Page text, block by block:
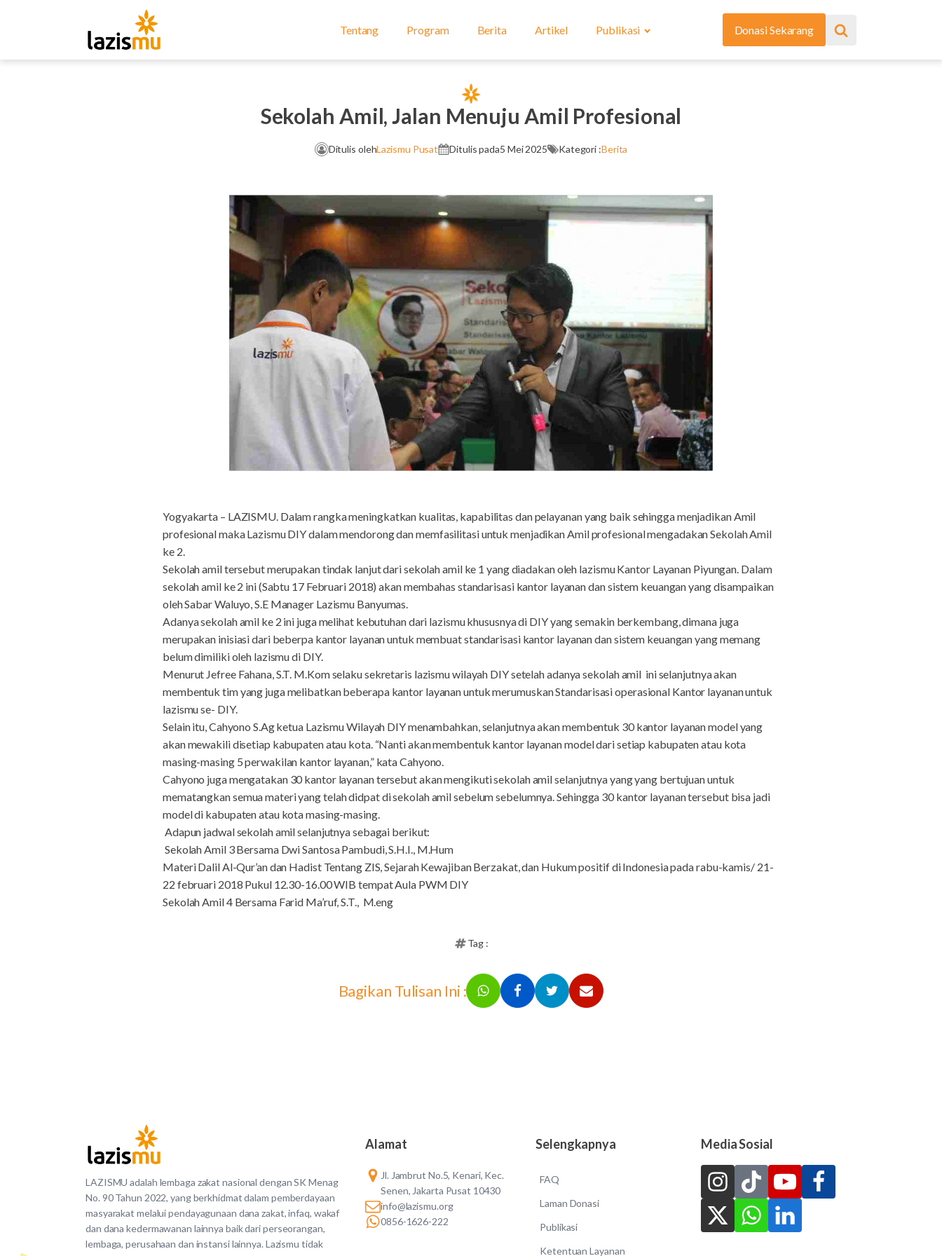
Tentang Program Berita Artikel Publikasi Donasi Sekarang
Sekolah Amil, Jalan Menuju Amil Profesional
Ditulis olehLazismu Pusat Ditulis pada5 Mei 2025 Kategori :Berita
Yogyakarta – LAZISMU. Dalam rangka meningkatkan kualitas, kapabilitas dan pelayanan yang baik sehingga menjadikan Amil
profesional maka Lazismu DIY dalam mendorong dan memfasilitasi untuk menjadikan Amil profesional mengadakan Sekolah Amil
ke 2.
Sekolah amil tersebut merupakan tindak lanjut dari sekolah amil ke 1 yang diadakan oleh lazismu Kantor Layanan Piyungan. Dalam
sekolah amil ke 2 ini (Sabtu 17 Februari 2018) akan membahas standarisasi kantor layanan dan sistem keuangan yang disampaikan
oleh Sabar Waluyo, S.E Manager Lazismu Banyumas.
Adanya sekolah amil ke 2 ini juga melihat kebutuhan dari lazismu khususnya di DIY yang semakin berkembang, dimana juga
merupakan inisiasi dari beberpa kantor layanan untuk membuat standarisasi kantor layanan dan sistem keuangan yang memang
belum dimiliki oleh lazismu di DIY.
Menurut Jefree Fahana, S.T. M.Kom selaku sekretaris lazismu wilayah DIY setelah adanya sekolah amil ini selanjutnya akan
membentuk tim yang juga melibatkan beberapa kantor layanan untuk merumuskan Standarisasi operasional Kantor layanan untuk
lazismu se- DIY.
Selain itu, Cahyono S.Ag ketua Lazismu Wilayah DIY menambahkan, selanjutnya akan membentuk 30 kantor layanan model yang
akan mewakili disetiap kabupaten atau kota. “Nanti akan membentuk kantor layanan model dari setiap kabupaten atau kota
masing-masing 5 perwakilan kantor layanan,” kata Cahyono.
Cahyono juga mengatakan 30 kantor layanan tersebut akan mengikuti sekolah amil selanjutnya yang yang bertujuan untuk
mematangkan semua materi yang telah didpat di sekolah amil sebelum sebelumnya. Sehingga 30 kantor layanan tersebut bisa jadi
model di kabupaten atau kota masing-masing.
Adapun jadwal sekolah amil selanjutnya sebagai berikut:
Sekolah Amil 3 Bersama Dwi Santosa Pambudi, S.H.I., M.Hum
Materi Dalil Al-Qur’an dan Hadist Tentang ZIS, Sejarah Kewajiban Berzakat, dan Hukum positif di Indonesia pada rabu-kamis/ 21-
22 februari 2018 Pukul 12.30-16.00 WIB tempat Aula PWM DIY
Sekolah Amil 4 Bersama Farid Ma’ruf, S.T., M.eng
Tag :
Bagikan Tulisan Ini :
LAZISMU adalah lembaga zakat nasional dengan SK Menag
No. 90 Tahun 2022, yang berkhidmat dalam pemberdayaan
masyarakat melalui pendayagunaan dana zakat, infaq, wakaf
dan dana kedermawanan lainnya baik dari perseorangan,
lembaga, perusahaan dan instansi lainnya. Lazismu tidak
Alamat
Jl. Jambrut No.5, Kenari, Kec.
Senen, Jakarta Pusat 10430
info@lazismu.org
0856-1626-222
Selengkapnya
FAQ
Laman Donasi
Publikasi
Ketentuan Layanan
Media Sosial